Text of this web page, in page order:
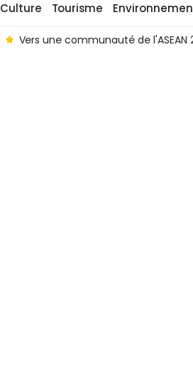
Culture Tourisme
Vers une communauté de